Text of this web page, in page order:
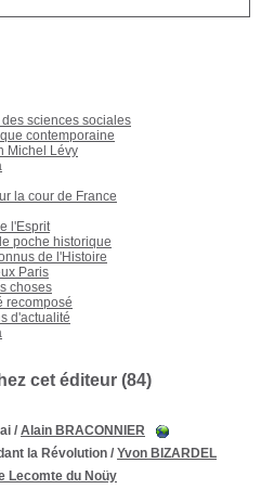
sciences sociales
contemporaine
Michel Lévy
la cour de France
l'Esprit
poche historique
de l'Histoire
Paris
choses
recomposé
d'actualité
cet éditeur (84)
/ Alain BRACONNIER
la Révolution / Yvon BIZARDEL
Lecomte du Noüy